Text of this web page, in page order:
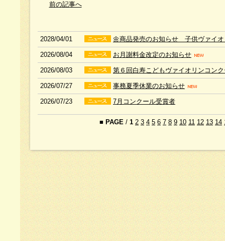
前の記事へ
2028/04/01 🌼商品発売のお知らせ 子供ヴァイ
2026/08/04 お月謝料金改定のお知らせ
2026/08/03 第６回白寿こどもヴァイオリンコン
2026/07/27 事務夏季休業のお知らせ
2026/07/23 7月コンクール受賞者
■ PAGE / 1 2 3 4 5 6 7 8 9 10 11 12 13 14